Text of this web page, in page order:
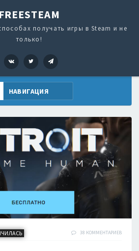
FREESTEAM
получать игры в Steam и не
только!
VK Twitter
38 КОММЕНТАРИЕВ